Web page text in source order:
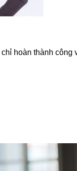
hoàn thành